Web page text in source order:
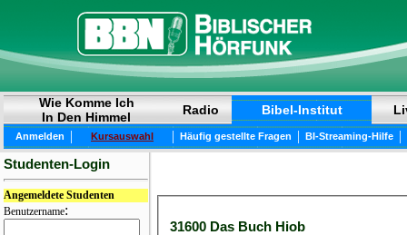
Wie Komme Ich
In Den Himmel
Radio Bibel-Institut
Anmelden | Kursauswahl | Häufig gestellte Fragen | BI-Streaming-Hilfe |
Studenten-Login
Angemeldete Studenten
Benutzername:
31600 Das Buch Hiob